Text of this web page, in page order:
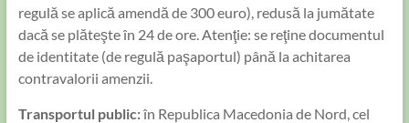
regulă se aplică amendă de 300 euro), redusă la jumătate
dacă se plăteşte în 24 de ore. Atenţie: se reţine documentul
de identitate (de regulă paşaportul) până la achitarea
contravalorii amenzii.
Transportul public:în Republica Macedonia de Nord, cel